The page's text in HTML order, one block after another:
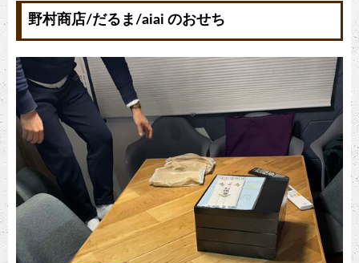
野村商店/だるま/aiai のおせち